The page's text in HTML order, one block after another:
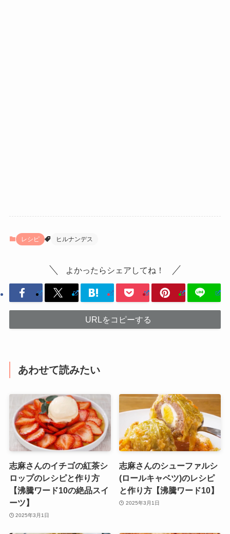
レシピ ヒルナンデス
よかったらシェアしてね！
URLをコピーする
あわせて読みたい
志麻さんのイチゴの紅茶シ
ロップのレシピと作り方
【沸騰ワード10の絶品スイ
ーツ】
2025年3月1日
志麻さんのシューファルシ
(ロールキャベツ)のレシピ
と作り方【沸騰ワード10】
2025年3月1日